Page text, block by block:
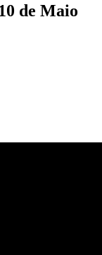
de Maio